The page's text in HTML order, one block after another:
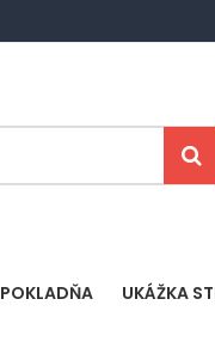
POKLADŇA UKÁŽKA